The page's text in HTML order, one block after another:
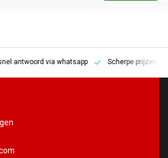
via whatsapp Scherpe prijzen